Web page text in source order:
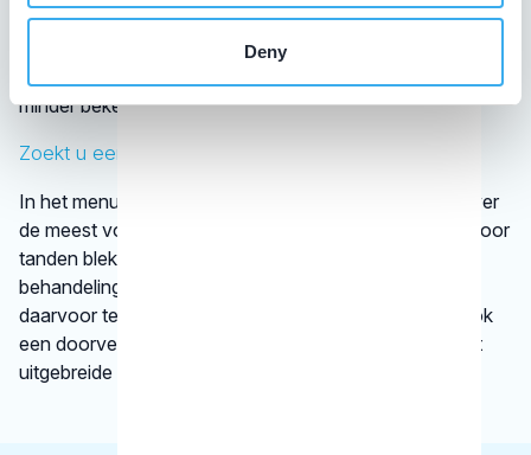
Deny
van tandartsen. De kaakchirurg en de orthodontist zijn
wettelijk erkende specialisaties. Alle specialisten staan
geregistreerd in het
minder bekend is, verwijst het KRT door.
Zoekt u een specifieke behandeling?
In het menu onder
vindt u informatie over
de meest voorkomende behandelingen, bijvoorbeeld voor
tanden bleken. We vertellen kort en krachtig wat een
behandeling inhoudt en bij welke gebitsspecialist u
daarvoor terecht kunt. Per type behandeling vindt u ook
een doorverwijzing naar een betrouwbare website met
uitgebreide informatie.